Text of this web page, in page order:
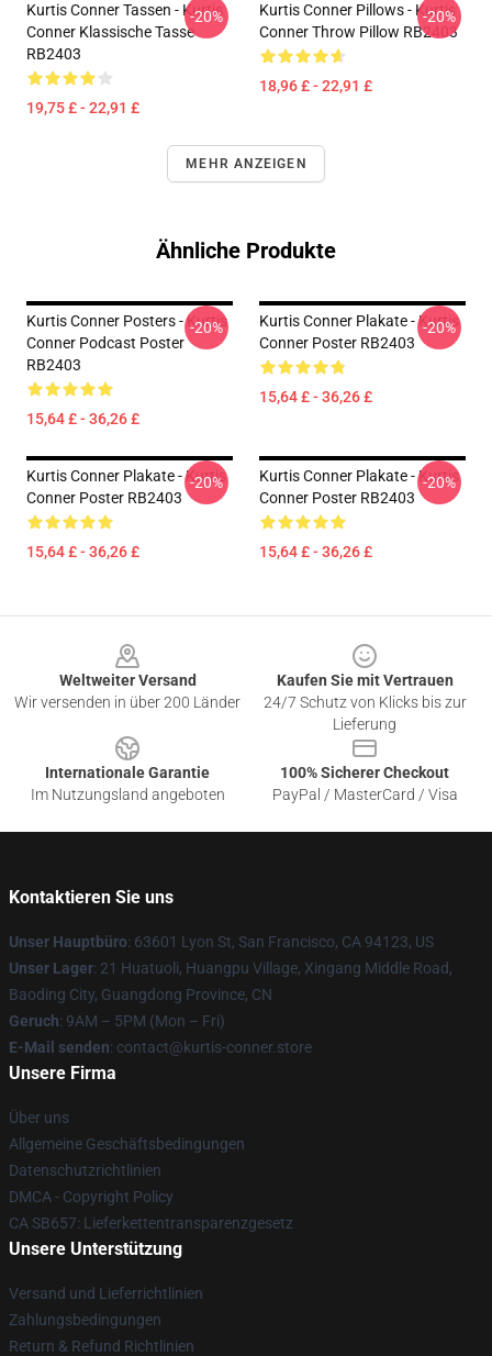
Kurtis Conner Tassen - Kurtis
Conner Klassische Tasse
RB2403
19,75 £ - 22,91 £
-20%
Kurtis Conner Pillows - Kurtis
Conner Throw Pillow RB2403
18,96 £ - 22,91 £
-20%
MEHR ANZEIGEN
Ähnliche Produkte
Kurtis Conner Posters - Kurtis
Conner Podcast Poster
RB2403
15,64 £ - 36,26 £
-20%
Kurtis Conner Plakate - Kurtis
Conner Poster RB2403
15,64 £ - 36,26 £
-20%
Kurtis Conner Plakate - Kurtis
Conner Poster RB2403
15,64 £ - 36,26 £
-20%
Kurtis Conner Plakate - Kurtis
Conner Poster RB2403
15,64 £ - 36,26 £
-20%
Weltweiter Versand
Wir versenden in über 200 Länder
Kaufen Sie mit Vertrauen
24/7 Schutz von Klicks bis zur
Lieferung
Internationale Garantie
Im Nutzungsland angeboten
100% Sicherer Checkout
PayPal / MasterCard / Visa
Kontaktieren Sie uns
Unser Hauptbüro: 63601 Lyon St, San Francisco, CA 94123, US
Unser Lager: 21 Huatuoli, Huangpu Village, Xingang Middle Road,
Baoding City, Guangdong Province, CN
Geruch: 9AM – 5PM (Mon – Fri)
E-Mail senden: contact@kurtis-conner.store
Unsere Firma
Über uns
Allgemeine Geschäftsbedingungen
Datenschutzrichtlinien
DMCA - Copyright Policy
CA SB657: Lieferkettentransparenzgesetz
Unsere Unterstützung
Versand und Lieferrichtlinien
Zahlungsbedingungen
Return & Refund Richtlinien